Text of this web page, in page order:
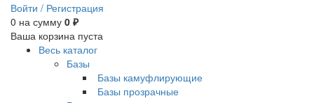
Войти / Регистрация
0 на сумму 0 ₽
Ваша корзина пуста
Весь каталог
Базы
Базы камуфлирующие
Базы прозрачные